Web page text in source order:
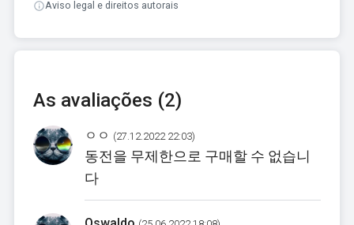
Aviso legal e direitos autorais
As avaliações (2)
ㅇㅇ (27.12.2022 22:03)
동전을 무제한으로 구매할 수 없습니
다